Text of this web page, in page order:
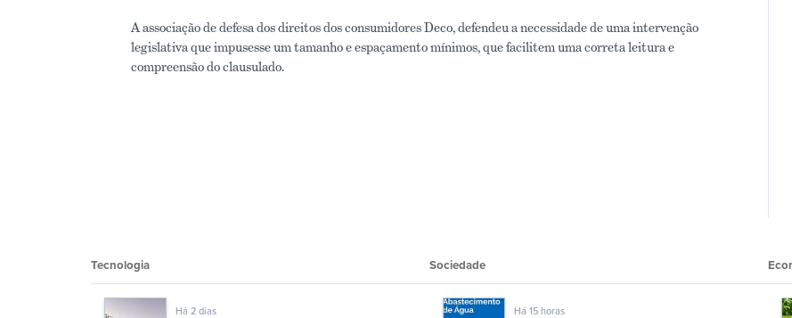
A associação de defesa dos direitos dos consumidores Deco, defendeu a necessidade de uma intervenção
legislativa que impusesse um tamanho e espaçamento mínimos, que facilitem uma correta leitura e
compreensão do clausulado.
Tecnologia Sociedade
Há 2 dias Há 15 horas